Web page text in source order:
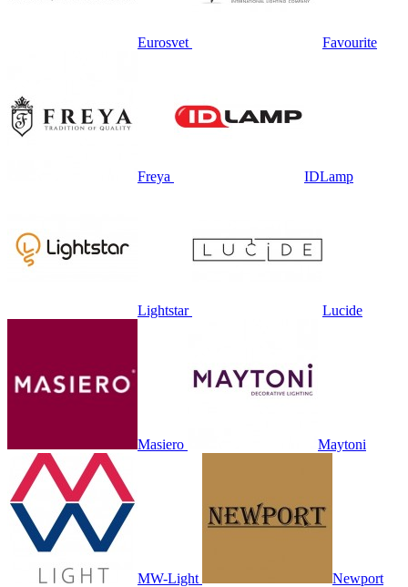
Eurosvet Favourite
Freya IDLamp
Lightstar Lucide
Masiero Maytoni
MW-Light Newport